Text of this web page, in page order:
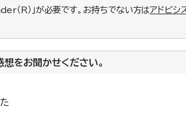
（R）」が必要です。お持ちでない方はアドビシ
をお聞かせください。